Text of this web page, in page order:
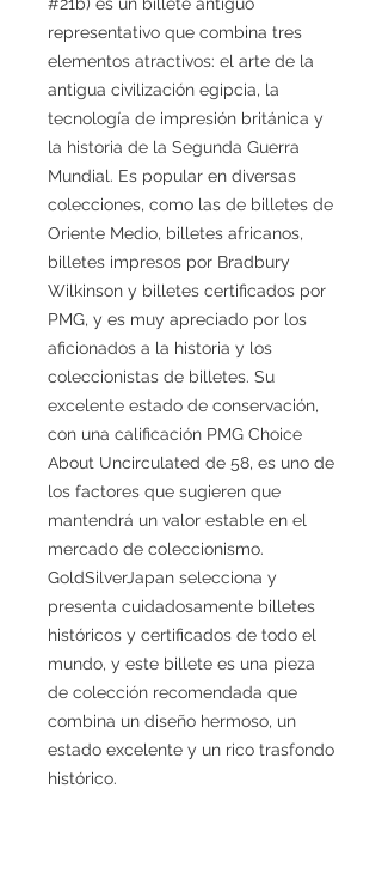
representativo que combina tres
elementos atractivos: el arte de la
antigua civilización egipcia, la
tecnología de impresión británica y
la historia de la Segunda Guerra
Mundial. Es popular en diversas
colecciones, como las de billetes de
Oriente Medio, billetes africanos,
billetes impresos por Bradbury
Wilkinson y billetes certificados por
PMG, y es muy apreciado por los
aficionados a la historia y los
coleccionistas de billetes. Su
excelente estado de conservación,
con una calificación PMG Choice
About Uncirculated de 58, es uno de
los factores que sugieren que
mantendrá un valor estable en el
mercado de coleccionismo.
GoldSilverJapan selecciona y
presenta cuidadosamente billetes
históricos y certificados de todo el
mundo, y este billete es una pieza
de colección recomendada que
combina un diseño hermoso, un
estado excelente y un rico trasfondo
histórico.